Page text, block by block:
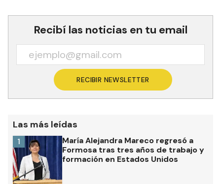
Recibí las noticias en tu email
RECIBIR NEWSLETTER
Las más leídas
María Alejandra Mareco regresó a
Formosa tras tres años de trabajo y
formación en Estados Unidos
1